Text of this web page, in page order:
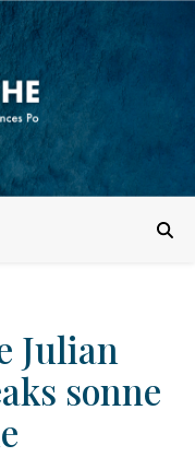
Julian
sonne